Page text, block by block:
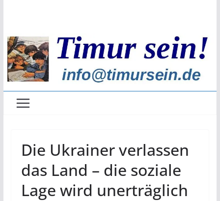
Die Ukrainer verlassen
das Land – die soziale
Lage wird unerträglich